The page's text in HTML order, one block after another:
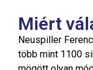
Miért
Neuspiller
több mint 1100